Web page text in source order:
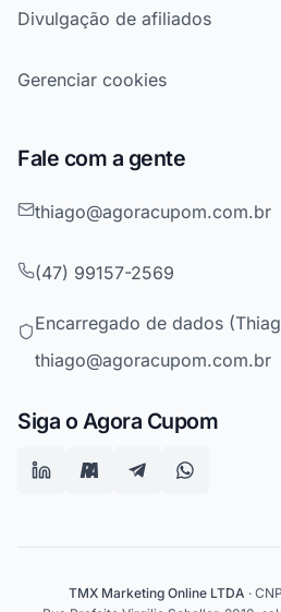
Divulgação de afiliados
Gerenciar cookies
Fale com a gente
thiago@agoracupom.com.br
(47) 99157-2569
Encarregado de dados
thiago@agoracupom.com.br
Siga o Agora Cupom
TMX Marketing Online LTDA ·